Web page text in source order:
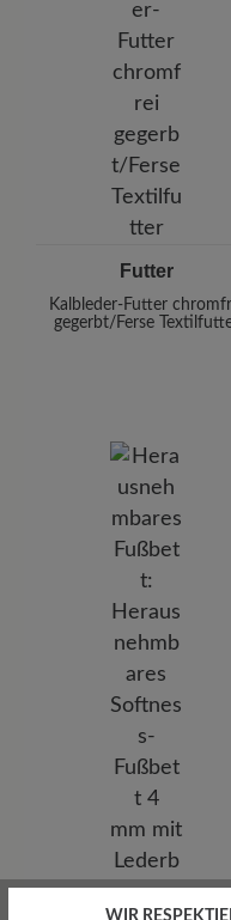
Futter
Kalbleder-Futter
gegerbt/Ferse
WIR